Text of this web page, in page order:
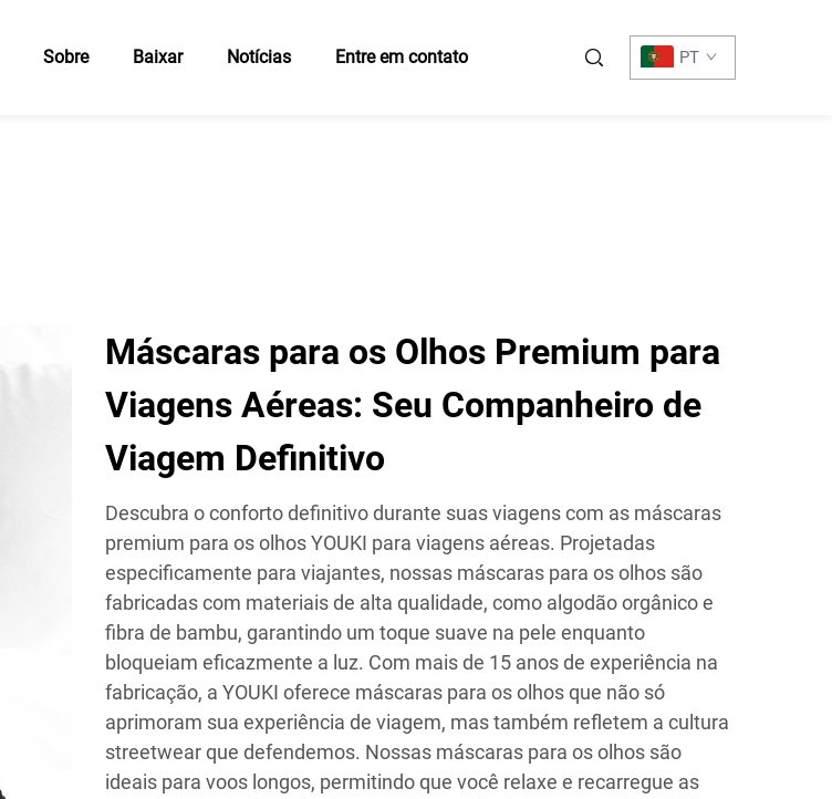
Sobre Baixar Notícias Entre em contato PT
Máscaras para os Olhos Premium para
Viagens Aéreas: Seu Companheiro de
Viagem Definitivo
Descubra o conforto definitivo durante suas viagens com as máscaras
premium para os olhos YOUKI para viagens aéreas. Projetadas
especificamente para viajantes, nossas máscaras para os olhos são
fabricadas com materiais de alta qualidade, como algodão orgânico e
fibra de bambu, garantindo um toque suave na pele enquanto
bloqueiam eficazmente a luz. Com mais de 15 anos de experiência na
fabricação, a YOUKI oferece máscaras para os olhos que não só
aprimoram sua experiência de viagem, mas também refletem a cultura
streetwear que defendemos. Nossas máscaras para os olhos são
ideais para voos longos, permitindo que você relaxe e recarregue as